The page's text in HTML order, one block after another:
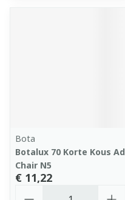
Bota
Botalux 70 Korte Kous Ad
Chair N5
€ 11,22